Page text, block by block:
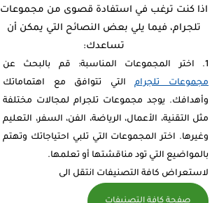
اذا كنت ترغب في استفادة قصوى من مجموعات
تلجرام، فيما يلي بعض النصائح التي يمكن أن
تساعدك:
اختر المجموعات المناسبة: قم بالبحث عن
مجموعات تلجرامالتي تتوافق مع اهتماماتك
وأهدافك. يوجد مجموعات تلجرام لمجالات مختلفة
مثل التقنية، الأعمال، الرياضة، الفن، السفر، التعليم
وغيرها. اختر المجموعات التي تلبي احتياجاتك وتهتم
بالمواضيع التي تود مناقشتها أو تعلمها.
لاستعراض كافة التصنيفات انتقل الى
صفحة كافة التصنيفات